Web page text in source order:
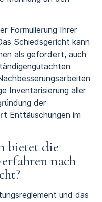
Formulierung Ihrer
Schiedsgericht kann
als gefordert, auch
Inventarisierung aller
der
Enttäuschungen im
bietet die
nach
und das